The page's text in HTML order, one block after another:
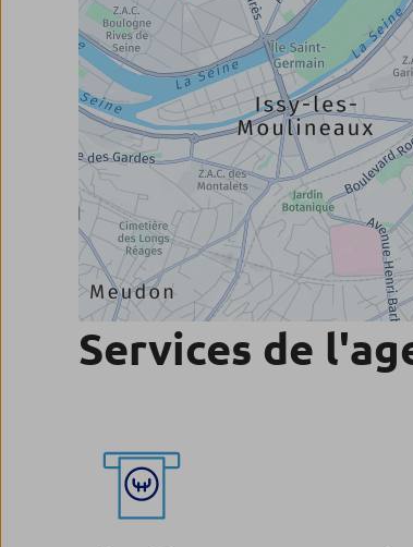
Services de